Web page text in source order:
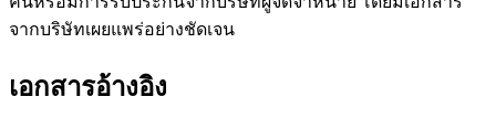
จากบริษัทเผยแพร่อย่างชัดเจน
เอกสารอ้างอิง